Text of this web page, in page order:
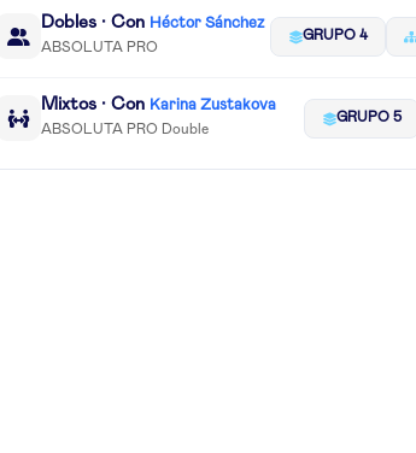
Dobles · Con Héctor Sánchez
ABSOLUTA PRO
GRUPO 4
Mixtos · Con Karina Zustakova
ABSOLUTA PRO Double
GRUPO 5